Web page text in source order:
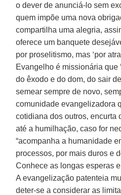
o dever de anunciá-lo sem
quem impõe uma nova
compartilha uma alegria,
oferece um banquete
por proselitismo, mas ‘por
Evangelho é missionária que
do êxodo e do dom, do sair
semear sempre de novo,
comunidade evangelizadora
cotidiana dos outros, encurta
até a humilhação, caso for
“acompanha a humanidade
processos, por mais duros e
Conhece as longas esperas
A evangelização patenteia
deter-se a considerar as